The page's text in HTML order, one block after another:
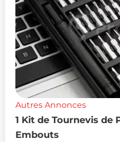
Autres Annonces
1 Kit de Tournevis de
Embouts